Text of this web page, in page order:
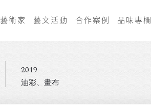
藝術家 藝文活動 合作案例 品味專欄
2019
油彩、畫布